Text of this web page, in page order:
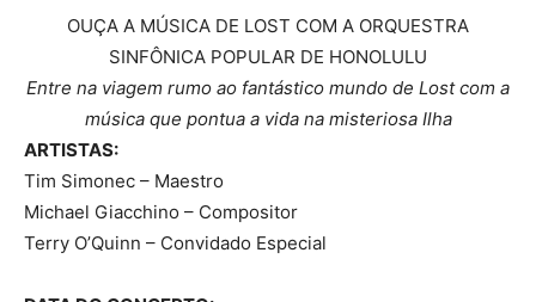
OUÇA A MÚSICA DE LOST COM A ORQUESTRA
SINFÔNICA POPULAR DE HONOLULU
Entre na viagem rumo ao fantástico mundo de Lost com a
música que pontua a vida na misteriosa Ilha
ARTISTAS:
Tim Simonec – Maestro
Michael Giacchino – Compositor
Terry O’Quinn – Convidado Especial